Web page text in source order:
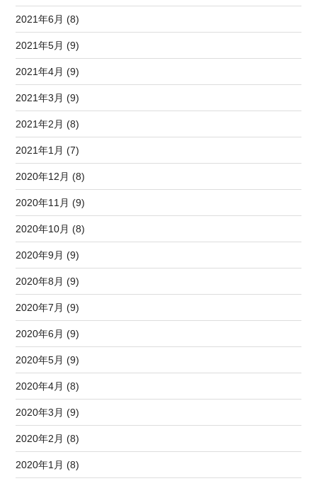
2021年6月 (8)
2021年5月 (9)
2021年4月 (9)
2021年3月 (9)
2021年2月 (8)
2021年1月 (7)
2020年12月 (8)
2020年11月 (9)
2020年10月 (8)
2020年9月 (9)
2020年8月 (9)
2020年7月 (9)
2020年6月 (9)
2020年5月 (9)
2020年4月 (8)
2020年3月 (9)
2020年2月 (8)
2020年1月 (8)